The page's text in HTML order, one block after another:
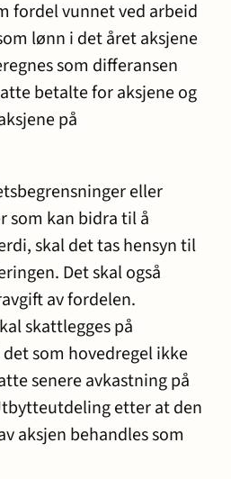
fordel vunnet ved arbeid
lønn i det året aksjene
som differansen
betalte for aksjene og
på
eller
som kan bidra til å
skal det tas hensyn til
Det skal også
av fordelen.
skattlegges på
som hovedregel ikke
senere avkastning på
etter at den
aksjen behandles som